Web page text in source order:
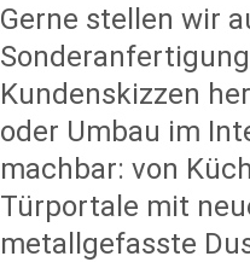
Gerne stellen wir
Kundenskizzen
oder Umbau im
machbar: von
Türportale mit
metallgefasste